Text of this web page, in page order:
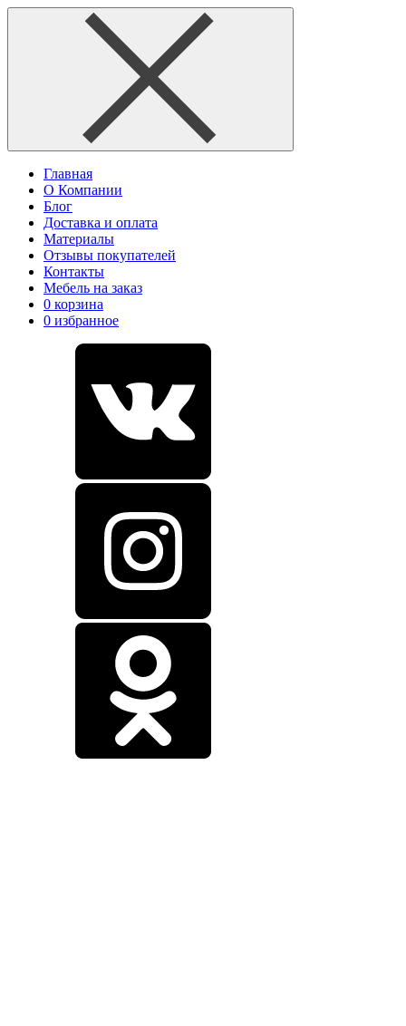
Главная
О Компании
Блог
Доставка и оплата
Материалы
Отзывы покупателей
Контакты
Мебель на заказ
0 корзина
0 избранное